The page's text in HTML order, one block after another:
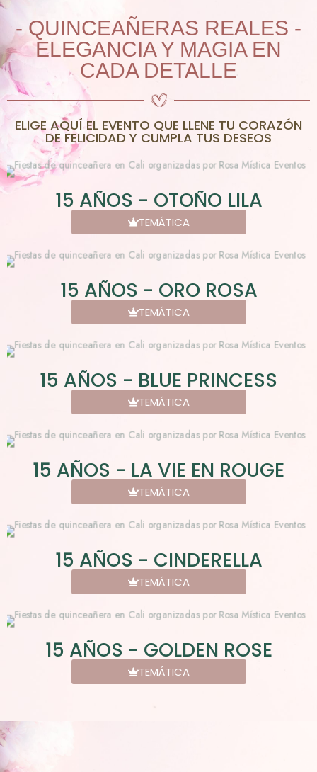
- QUINCEAÑERAS REALES -
ELEGANCIA Y MAGIA EN
CADA DETALLE
ELIGE AQUÍ EL EVENTO QUE LLENE TU CORAZÓN
DE FELICIDAD Y CUMPLA TUS DESEOS
15 AÑOS - OTOÑO LILA
TEMÁTICA
15 AÑOS - ORO ROSA
TEMÁTICA
15 AÑOS - BLUE PRINCESS
TEMÁTICA
15 AÑOS - LA VIE EN ROUGE
TEMÁTICA
15 AÑOS - CINDERELLA
TEMÁTICA
15 AÑOS - GOLDEN ROSE
TEMÁTICA